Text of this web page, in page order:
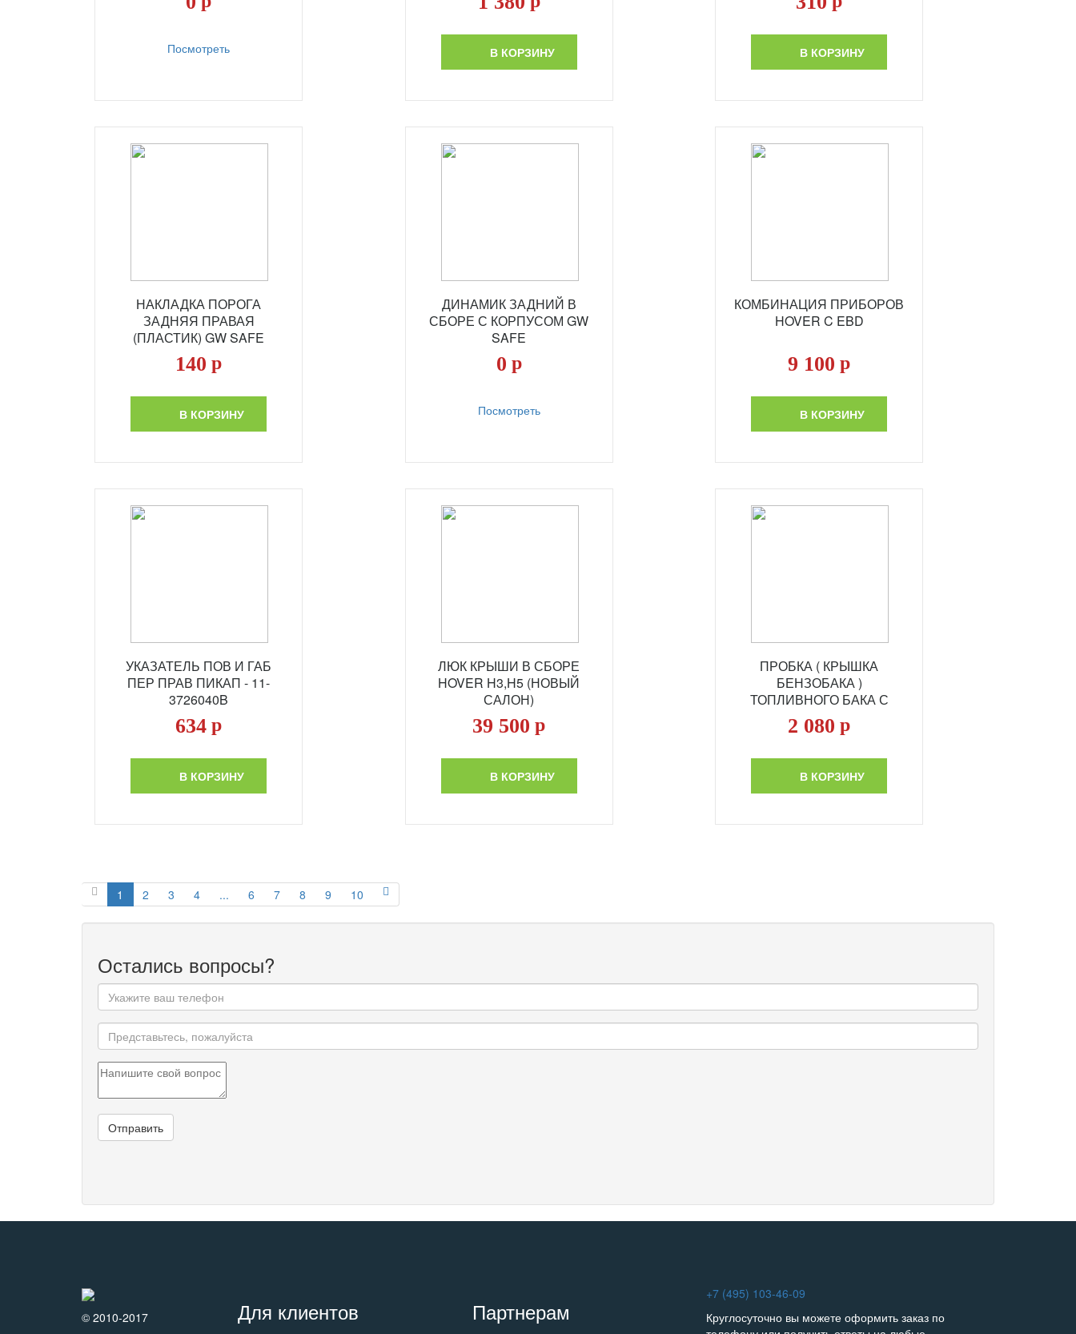
Посмотреть В КОРЗИНУ В КОРЗИНУ
НАКЛАДКА ПОРОГА
ЗАДНЯЯ ПРАВАЯ
(ПЛАСТИК) GW SAFE
(МОДЕЛЬ 2008 ГОДА)
140 р
В КОРЗИНУ
ДИНАМИК ЗАДНИЙ В
СБОРЕ С КОРПУСОМ GW
SAFE
0 р
Посмотреть
КОМБИНАЦИЯ ПРИБОРОВ
HOVER C EBD
9 100 р
В КОРЗИНУ
УКАЗАТЕЛЬ ПОВ И ГАБ
ПЕР ПРАВ ПИКАП - 11-
3726040B
634 р
В КОРЗИНУ
ЛЮК КРЫШИ В СБОРЕ
HOVER H3,H5 (НОВЫЙ
САЛОН)
39 500 р
В КОРЗИНУ
ПРОБКА ( КРЫШКА
БЕНЗОБАКА )
ТОПЛИВНОГО БАКА С
КЛЮЧАМИ HOVER
2 080 р
В КОРЗИНУ
1 2 3 4 ... 6 7 8 9 10
Остались вопросы?
© 2010-2017
Для клиентов Партнерам
+7 (495) 103-46-09
Круглосуточно вы можете оформить заказ по